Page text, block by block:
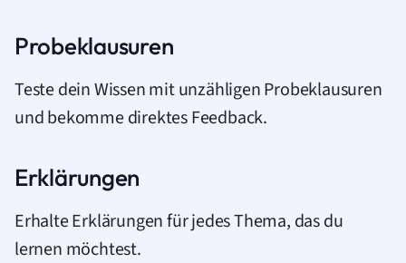
Probeklausuren
Teste dein Wissen mit unzähligen Probeklausuren
und bekomme direktes Feedback.
Erklärungen
Erhalte Erklärungen für jedes Thema, das du
lernen möchtest.